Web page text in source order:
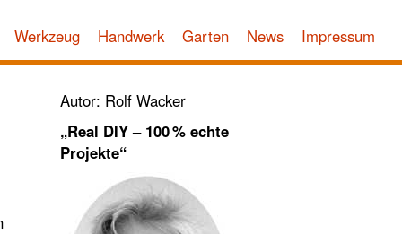
Werkzeug Handwerk Garten News Impressum
Autor: Rolf Wacker
„Real DIY – 100 % echte
Projekte“